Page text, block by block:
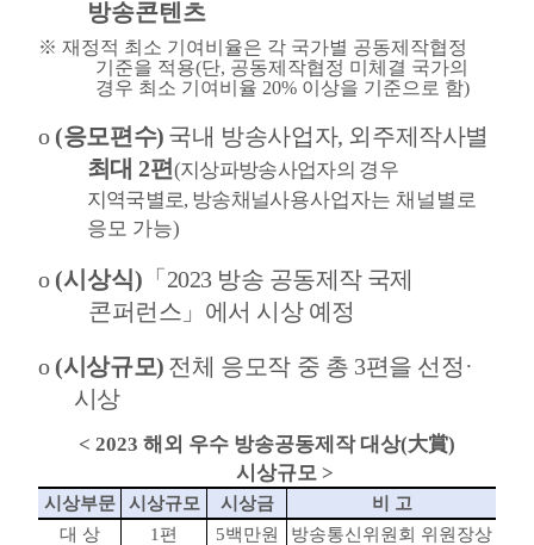
방송콘텐츠
※ 재정적 최소 기여비율은 각 국가별 공동제작협정
기준을 적용(단, 공동제작협정 미체결 국가의
경우 최소 기여비율 20% 이상을 기준으로 함)
o (응모편수) 국내 방송사업자, 외주제작사별
최대2편 (지상파방송사업자의 경우
지역국별로, 방송채널사용사업자는 채널별로
응모 가능)
o (시상식) 「 2023 방송 공동제작 국제
콘퍼런스 」 에서 시상 예정
o (시상규모) 전체 응모작 중 총 3편을 선정 ·
시상
< 2023 해외 우수 방송공동제작 대상(大賞)
시상규모 >
시상부문 시상규모 시상금
비 고
대 상
1 편 5백만원
방송통신위원회 위원장상